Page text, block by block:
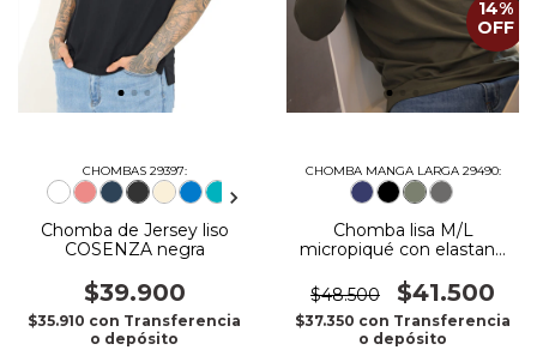
CHOMBAS 29397:
Chomba de Jersey liso
COSENZA negra
$39.900
$35.910 con Transferencia
o depósito
14%
OFF
CHOMBA MANGA LARGA 29490:
Chomba lisa M/L
micropiqué con elastano
$48.500
$41.500
$37.350 con Transferencia
o depósito